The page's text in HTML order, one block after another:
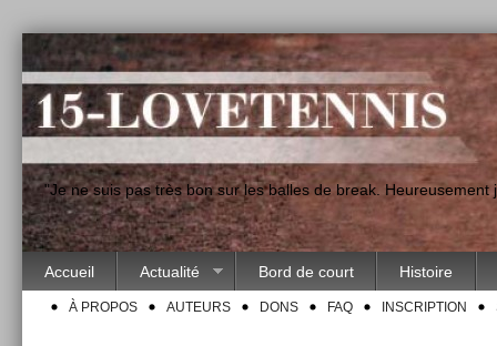
"Je ne suis pas très bon sur les balles de break.
Accueil Actualité Bord de court Histoire
À PROPOS AUTEURS DONS FAQ INSCRIPTION